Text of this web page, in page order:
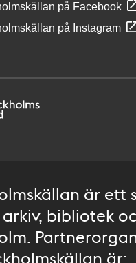
på Facebook
på Instagram
är ett
bibliotek
är: